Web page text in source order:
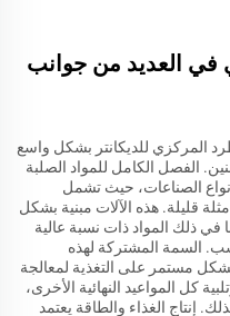
في العديد من جوانب
المركزي للديكانتر بشكل واسع
الفصل الكامل للمواد الصلبة
الصناعات، حيث تشمل
قليلة. هذه الآلات مبنية بشكل
في ذلك المواد ذات نسبة عالية
السمة المشتركة لهذه
مستمر على التغذية لمعالجة
كل المواعيد النهائية الأخرى،
إنتاج الغذاء والطاقة يعتمد